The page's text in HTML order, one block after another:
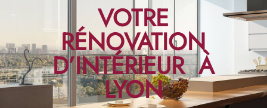
VOTRE
RÉNOVATION
D’INTÉRIEUR À
LYON